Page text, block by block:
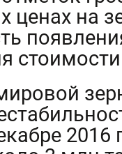
ценах на
2016